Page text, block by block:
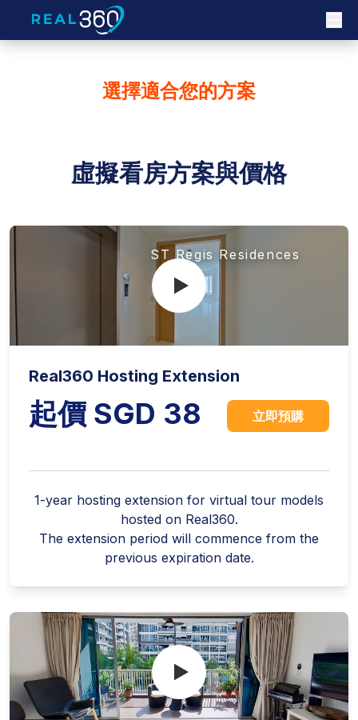
選擇適合您的方案
虛擬看房方案與價格
Real360 Hosting Extension
起價 SGD 38 立即預購
1-year hosting extension for virtual tour models
hosted on Real360.
The extension period will commence from the
previous expiration date.